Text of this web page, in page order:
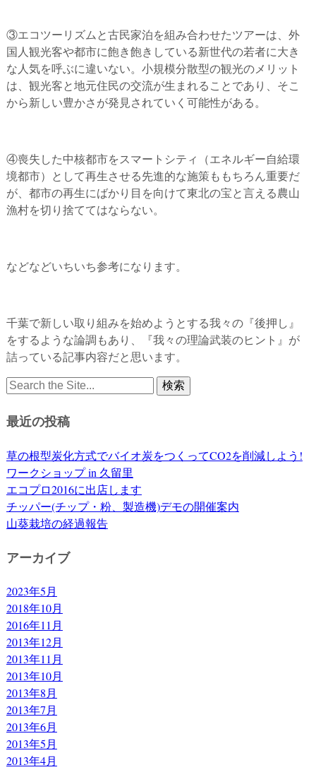
③エコツーリズムと古民家泊を組み合わせたツアーは、外
国人観光客や都市に飽き飽きしている新世代の若者に大き
な人気を呼ぶに違いない。小規模分散型の観光のメリット
は、観光客と地元住民の交流が生まれることであり、そこ
から新しい豊かさが発見されていく可能性がある。
④喪失した中核都市をスマートシティ（エネルギー自給環
境都市）として再生させる先進的な施策ももちろん重要だ
が、都市の再生にばかり目を向けて東北の宝と言える農山
漁村を切り捨ててはならない。
などなどいちいち参考になります。
千葉で新しい取り組みを始めようとする我々の『後押し』
をするような論調もあり、『我々の理論武装のヒント』が
詰っている記事内容だと思います。
Search
最近の投稿
草の根型炭化方式でバイオ炭をつくってCO2を削減しよう!
ワークショップ in 久留里
エコプロ2016に出店します
チッパー(チップ・粉、製造機)デモの開催案内
山葵栽培の経過報告
アーカイブ
2023年5月
2018年10月
2016年11月
2013年12月
2013年11月
2013年10月
2013年8月
2013年7月
2013年6月
2013年5月
2013年4月